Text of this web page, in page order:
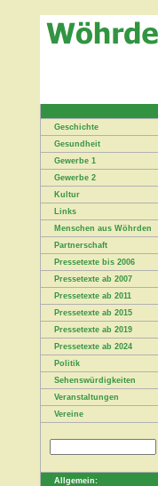
Geschichte
Gesundheit
Gewerbe 1
Gewerbe 2
Kultur
Links
Menschen aus Wöhrden
Partnerschaft
Pressetexte bis 2006
Pressetexte ab 2007
Pressetexte ab 2011
Pressetexte ab 2015
Pressetexte ab 2019
Pressetexte ab 2024
Politik
Sehenswürdigkeiten
Veranstaltungen
Vereine
Allgemein: